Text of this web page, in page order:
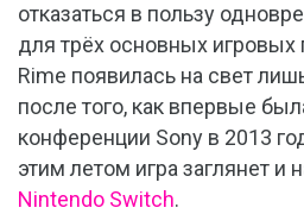
отказаться в пользу
для трёх основных игровых
Rime появилась на свет
после того, как впервые
конференции Sony в 2013
этим летом игра заглянет и
Nintendo Switch.